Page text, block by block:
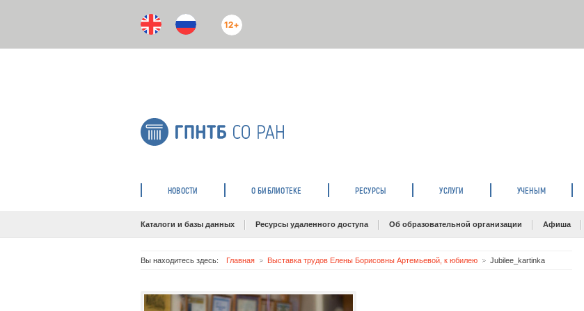
12+
НОВОСТИ О БИБЛИОТЕКЕ РЕСУРСЫ УСЛУГИ УЧЕНЫМ
Каталоги и базы данных Ресурсы удаленного доступа Об образовательной организации Афиша
Вы находитесь здесь: Главная Выставка трудов Елены Борисовны Артемьевой, к юбилею Jubilee_kartinka